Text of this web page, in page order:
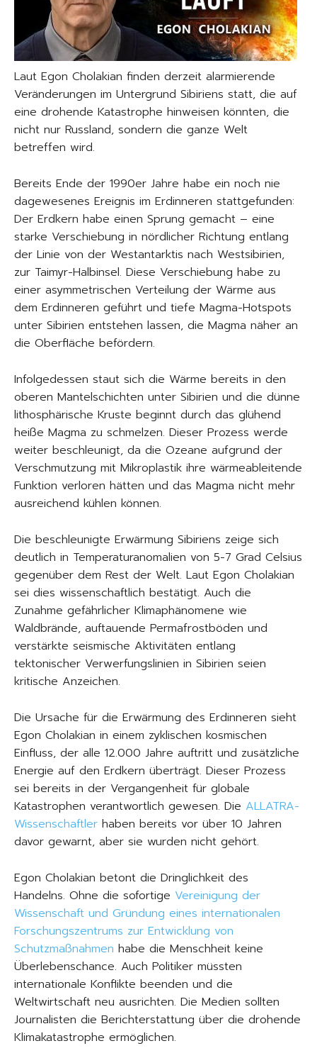
Laut Egon Cholakian finden derzeit alarmierende
Veränderungen im Untergrund Sibiriens statt, die auf
eine drohende Katastrophe hinweisen könnten, die
nicht nur Russland, sondern die ganze Welt
betreffen wird.
Bereits Ende der 1990er Jahre habe ein noch nie
dagewesenes Ereignis im Erdinneren stattgefunden:
Der Erdkern habe einen Sprung gemacht – eine
starke Verschiebung in nördlicher Richtung entlang
der Linie von der Westantarktis nach Westsibirien,
zur Taimyr-Halbinsel. Diese Verschiebung habe zu
einer asymmetrischen Verteilung der Wärme aus
dem Erdinneren geführt und tiefe Magma-Hotspots
unter Sibirien entstehen lassen, die Magma näher an
die Oberfläche befördern.
Infolgedessen staut sich die Wärme bereits in den
oberen Mantelschichten unter Sibirien und die dünne
lithosphärische Kruste beginnt durch das glühend
heiße Magma zu schmelzen. Dieser Prozess werde
weiter beschleunigt, da die Ozeane aufgrund der
Verschmutzung mit Mikroplastik ihre wärmeableitende
Funktion verloren hätten und das Magma nicht mehr
ausreichend kühlen können.
Die beschleunigte Erwärmung Sibiriens zeige sich
deutlich in Temperaturanomalien von 5-7 Grad Celsius
gegenüber dem Rest der Welt. Laut Egon Cholakian
sei dies wissenschaftlich bestätigt. Auch die
Zunahme gefährlicher Klimaphänomene wie
Waldbrände, auftauende Permafrostböden und
verstärkte seismische Aktivitäten entlang
tektonischer Verwerfungslinien in Sibirien seien
kritische Anzeichen.
Die Ursache für die Erwärmung des Erdinneren sieht
Egon Cholakian in einem zyklischen kosmischen
Einfluss, der alle 12.000 Jahre auftritt und zusätzliche
Energie auf den Erdkern überträgt. Dieser Prozess
sei bereits in der Vergangenheit für globale
Katastrophen verantwortlich gewesen. Die ALLATRA-
Wissenschaftler haben bereits vor über 10 Jahren
davor gewarnt, aber sie wurden nicht gehört.
Egon Cholakian betont die Dringlichkeit des
Handelns. Ohne die sofortige Vereinigung der
Wissenschaft und Gründung eines internationalen
Forschungszentrums zur Entwicklung von
Schutzmaßnahmen habe die Menschheit keine
Überlebenschance. Auch Politiker müssten
internationale Konflikte beenden und die
Weltwirtschaft neu ausrichten. Die Medien sollten
Journalisten die Berichterstattung über die drohende
Klimakatastrophe ermöglichen.